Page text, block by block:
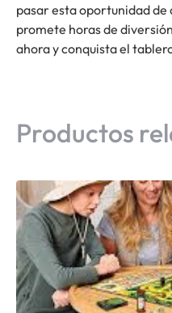
pasar esta oportunidad de
promete horas de
ahora y conquista el
Productos